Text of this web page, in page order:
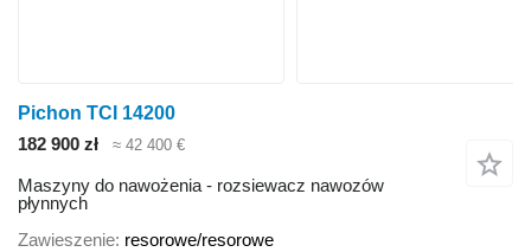
Pichon TCI 14200
182 900 zł
≈ 42 400 €
Maszyny do nawożenia - rozsiewacz nawozów
płynnych
Zawieszenie resorowe/resorowe